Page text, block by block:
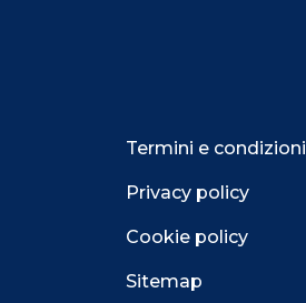
Termini e condizioni
Privacy policy
Cookie policy
Sitemap